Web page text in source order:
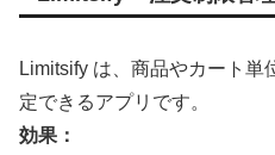
Limitsify は、商品やカート単
定できるアプリです。
効果：